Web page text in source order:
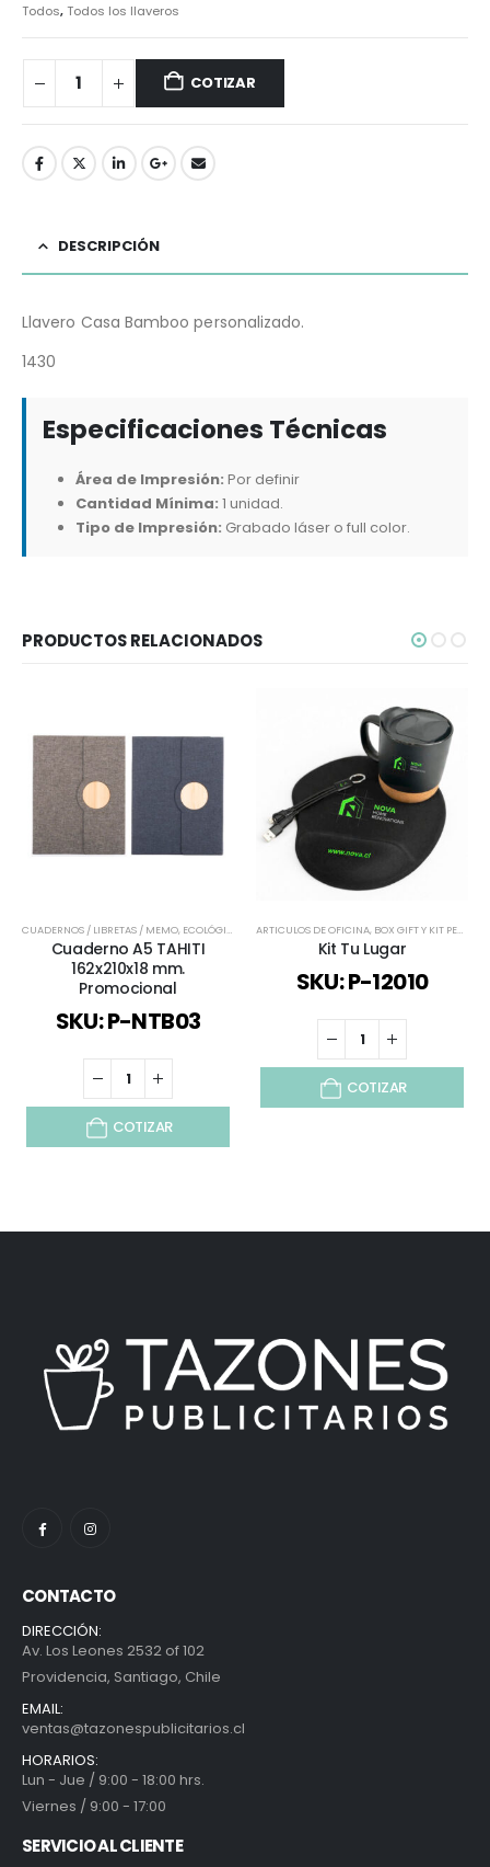
Todos,Todos los llaveros
COTIZAR
DESCRIPCIÓN
Llavero Casa Bamboo personalizado.
1430
Especificaciones Técnicas
Área de Impresión: Por definir
Cantidad Mínima: 1 unidad.
Tipo de Impresión: Grabado láser o full color.
PRODUCTOS RELACIONADOS
CUADERNOS / LIBRETAS / MEMO, ECOLÓGICOS Y SUSTENTABLES ,ESCRITORIO, ESPECIAL DÍA DEL
Cuaderno A5 TAHITI
162x210x18 mm.
Promocional
SKU: P-NTB03
COTIZAR
ARTICULOS DE OFICINA, BOX GIFT Y KIT PERSONALIZADOS
Kit Tu Lugar
SKU: P-12010
COTIZAR
CONTACTO
DIRECCIÓN:
Av. Los Leones 2532 of 102
Providencia, Santiago, Chile
EMAIL:
ventas@tazonespublicitarios.cl
HORARIOS:
Lun - Jue / 9:00 - 18:00 hrs.
Viernes / 9:00 - 17:00
SERVICIO AL CLIENTE